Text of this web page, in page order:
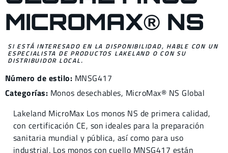
MICROMAX® NS
SI ESTÁ INTERESADO EN LA DISPONIBILIDAD, HABLE CON UN
ESPECIALISTA DE PRODUCTOS LAKELAND O CON SU
DISTRIBUIDOR LOCAL.
Número de estilo: MNSG417
Categorías: Monos desechables, MicroMax® NS Global
Lakeland MicroMax Los monos NS de primera calidad,
con certificación CE, son ideales para la preparación
sanitaria mundial y pública, así como para uso
industrial. Los monos con cuello MNSG417 están